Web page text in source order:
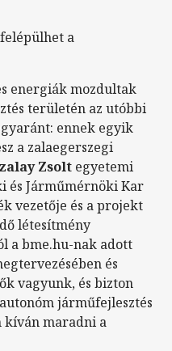
a
energiák mozdultak
területén az utóbbi
ennek egyik
a zalaegerszegi
Zsolt egyetemi
és Járműmérnöki Kar
vezetője és a projekt
létesítmény
a bme.hu-nak adott
és
vagyunk, és bizton
járműfejlesztés
kíván maradni a